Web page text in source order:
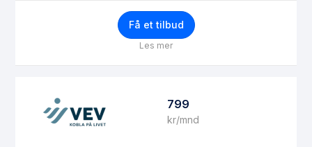
Få et tilbud
Les mer
799
kr/mnd